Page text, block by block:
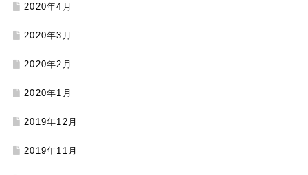
2020年4月
2020年3月
2020年2月
2020年1月
2019年12月
2019年11月